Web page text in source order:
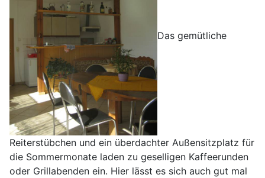
Das gemütliche
Reiterstübchen und ein überdachter Außensitzplatz für
die Sommermonate laden zu geselligen Kaffeerunden
oder Grillabenden ein. Hier lässt es sich auch gut mal